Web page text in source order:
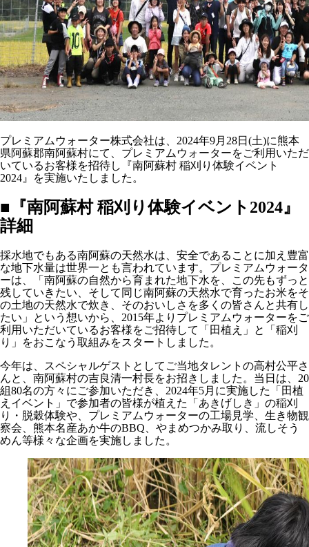
プレミアムウォーター株式会社は、2024年9月28日(土)に熊本
県阿蘇郡南阿蘇村にて、プレミアムウォーターをご利用いただ
いているお客様を招待し『南阿蘇村 稲刈り体験イベント
2024』を実施いたしました。
■『南阿蘇村 稲刈り体験イベント2024』
詳細
採水地でもある南阿蘇の天然水は、安全であることに加え豊富
な地下水量は世界一とも言われています。プレミアムウォータ
ーは、「南阿蘇の自然から育まれた地下水を、この先もずっと
残していきたい、そして同じ南阿蘇の天然水で育ったお米をそ
の土地の天然水で炊き、そのおいしさを多くの皆さんと共有し
たい」という想いから、2015年よりプレミアムウォーターをご
利用いただいているお客様をご招待して「田植え」と「稲刈
り」をおこなう取組みをスタートしました。
今年は、スペシャルゲストとしてご当地タレントの高村公平さ
んと、南阿蘇村の吉良清一村長をお招きしました。当日は、20
組80名の方々にご参加いただき、2024年5月に実施した「田植
えイベント」で参加者の皆様が植えた「あきげしき」の稲刈
り・脱穀体験や、プレミアムウォーターの工場見学、生き物観
察会、熊本名産あか牛のBBQ、やまめつかみ取り、流しそう
めん等様々な企画を実施しました。